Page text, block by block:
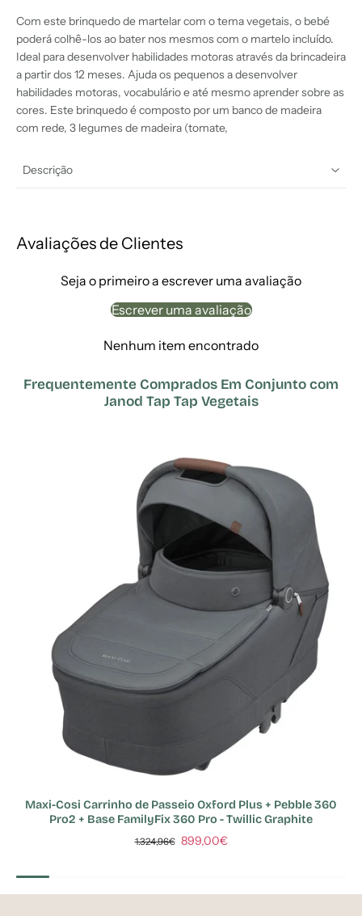
Com este brinquedo de martelar com o tema vegetais, o bebé
poderá colhê-los ao bater nos mesmos com o martelo incluído.
Ideal para desenvolver habilidades motoras através da brincadeira
a partir dos 12 meses. Ajuda os pequenos a desenvolver
habilidades motoras, vocabulário e até mesmo aprender sobre as
cores. Este brinquedo é composto por um banco de madeira
com rede, 3 legumes de madeira (tomate,
Descrição
Avaliações de Clientes
Seja o primeiro a escrever uma avaliação
Escrever uma avaliação
Nenhum item encontrado
Frequentemente Comprados Em Conjunto com
Janod Tap Tap Vegetais
Maxi-Cosi Carrinho de Passeio Oxford Plus + Pebble 360
Pro2 + Base FamilyFix 360 Pro - Twillic Graphite
1.324,96€ 899,00€